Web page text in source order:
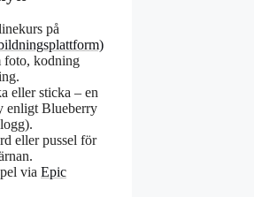
på
foto, kodning
eller sticka – en
enligt Blueberry
eller pussel för
via Epic